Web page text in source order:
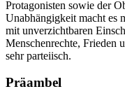
Protagonisten sowie der
Unabhängigkeit macht es
mit unverzichtbaren
Menschenrechte, Frieden
sehr parteiisch.
Präambel